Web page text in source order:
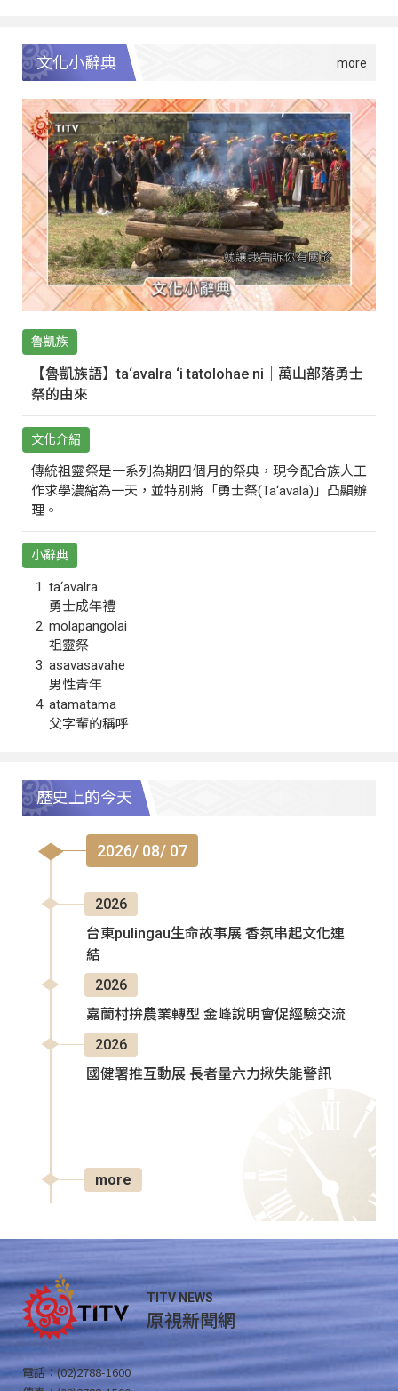
文化小辭典
魯凱族
【魯凱族語】ta‘avalra ‘i tatolohae ni｜萬山部落勇士
祭的由來
文化介紹
傳統祖靈祭是一系列為期四個月的祭典，現今配合族人工
作求學濃縮為一天，並特別將「勇士祭(Ta‘avala)」凸顯辦
理。
小辭典
ta‘avalra
勇士成年禮
molapangolai
祖靈祭
asavasavahe
男性青年
atamatama
父字輩的稱呼
歷史上的今天
2026/ 08/ 07
2026
台東pulingau生命故事展 香氛串起文化連
結
2026
嘉蘭村拚農業轉型 金峰說明會促經驗交流
2026
國健署推互動展 長者量六力揪失能警訊
more
TITV NEWS
原視新聞網
電話：(02)2788-1600